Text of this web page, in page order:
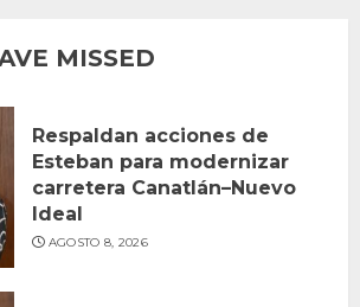
MISSED
Respaldan acciones de
Esteban para modernizar
carretera Canatlán–Nuevo
Ideal
AGOSTO 8, 2026